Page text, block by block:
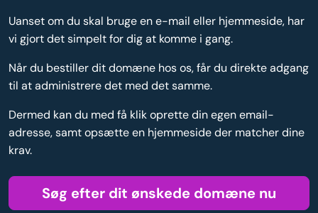
Uanset om du skal bruge en e-mail eller hjemmeside, har
vi gjort det simpelt for dig at komme i gang.
Når du bestiller dit domæne hos os, får du direkte adgang
til at administrere det med det samme.
Dermed kan du med få klik oprette din egen email-
adresse, samt opsætte en hjemmeside der matcher dine
krav.
Søg efter dit ønskede domæne nu